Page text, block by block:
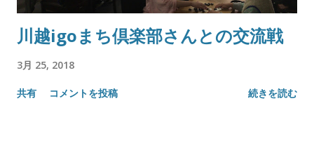
川越igoまち倶楽部さんとの交流戦
3月 25, 2018
共有 コメントを投稿 続きを読む